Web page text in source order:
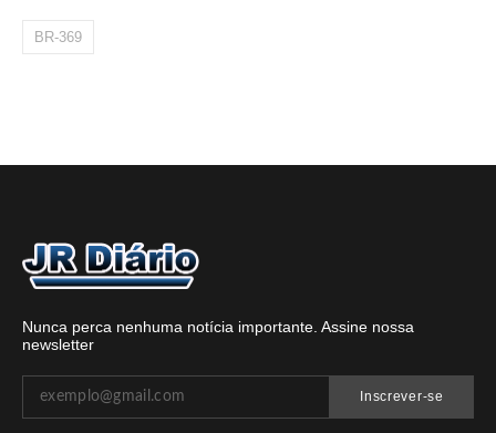
BR-369
Nunca perca nenhuma notícia importante. Assine nossa
newsletter
Inscrever-se